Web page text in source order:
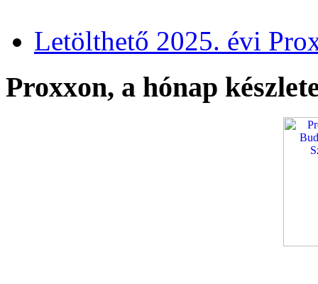
Letölthető 2025. évi
Proxxon, a hónap